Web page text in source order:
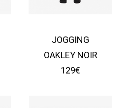
JOGGING
OAKLEY NOIR
129€